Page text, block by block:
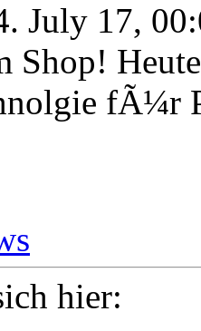
July 17,
Shop!
fÃ¼r
hier: